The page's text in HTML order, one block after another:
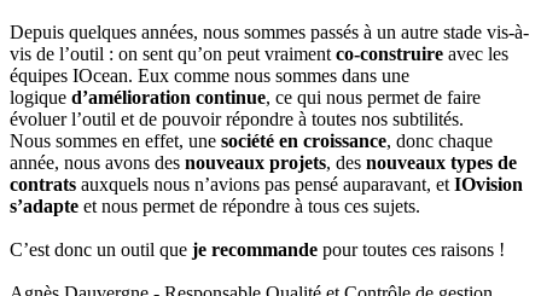
Depuis quelques années, nous sommes passés à un autre stade vis-à-
vis de l’outil : on sent qu’on peut vraiment co-construire avec les
équipes IOcean. Eux comme nous sommes dans une
logique d’amélioration continue, ce qui nous permet de faire
évoluer l’outil et de pouvoir répondre à toutes nos subtilités.
Nous sommes en effet, une société en croissance, donc chaque
année, nous avons des nouveaux projets, des nouveaux types de
contrats auxquels nous n’avions pas pensé auparavant, et IOvision
s’adapte et nous permet de répondre à tous ces sujets.
C’est donc un outil que je recommande pour toutes ces raisons !